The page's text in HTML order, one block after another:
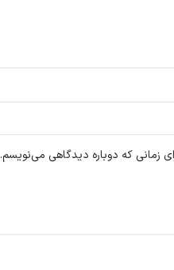
زمانی که دوباره دیدگاهی می‌نویسم.